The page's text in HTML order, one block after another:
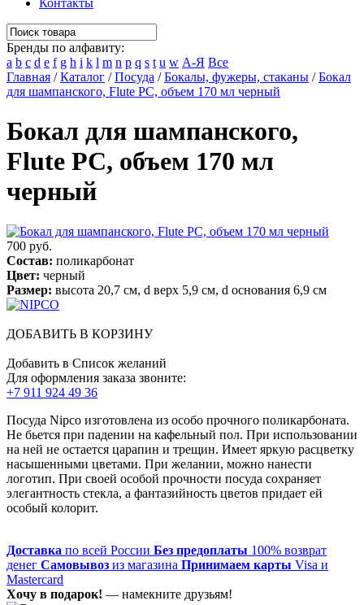
Контакты
Бренды по алфавиту:
a b c d e f g h i k l m n p q s t u w А-Я Все
Главная /Каталог /Посуда /Бокалы, фужеры, стаканы /Бокал
для шампанского, Flute РС, объем 170 мл черный
Бокал для шампанского,
Flute РС, объем 170 мл
черный
700 руб.
Состав: поликарбонат
Цвет: черный
Размер: высота 20,7 см, d верх 5,9 см, d основания 6,9 см
ДОБАВИТЬ В КОРЗИНУ
Добавить в Список желаний
Для оформления заказа звоните:
+7 911 924 49 36
Посуда Nipco изготовлена из особо прочного поликарбоната.
Не бьется при падении на кафельный пол. При использовании
на ней не остается царапин и трещин. Имеет яркую расцветку
насышенными цветами. При желании, можно нанести
логотип. При своей особой прочности посуда сохраняет
элегантность стекла, а фантазийность цветов придает ей
особый колорит.
Доставка по всей России Без предоплаты 100% возврат
денег Самовывоз из магазина Принимаем карты Visa и
Mastercard
Хочу в подарок! — намекните друзьям!